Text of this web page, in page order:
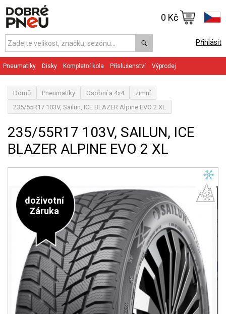
Přihlásit
0 Kč
Pneumatiky Disky Kompletní kola Příslušenství Výprodej
Domů Pneumatiky Osobní a 4x4
zimní
235/55R17 103V, Sailun, ICE BLAZER Alpine EVO 2 XL
235/55R17 103V, SAILUN, ICE
BLAZER ALPINE EVO 2 XL
doživotní
Záruka